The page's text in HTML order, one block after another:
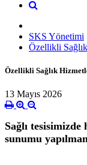
SKS Yönetimi
Özellikli
Özellikli Sağlık
13 Mayıs 2026
Sağlı
sunumu